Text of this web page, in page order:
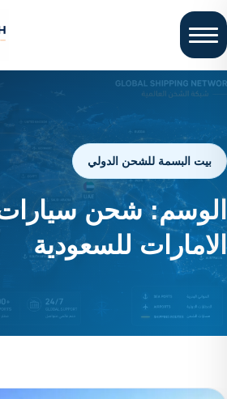
بيت البسمة للشحن الدولي
الوسم:شحن
الامارات للسعودية